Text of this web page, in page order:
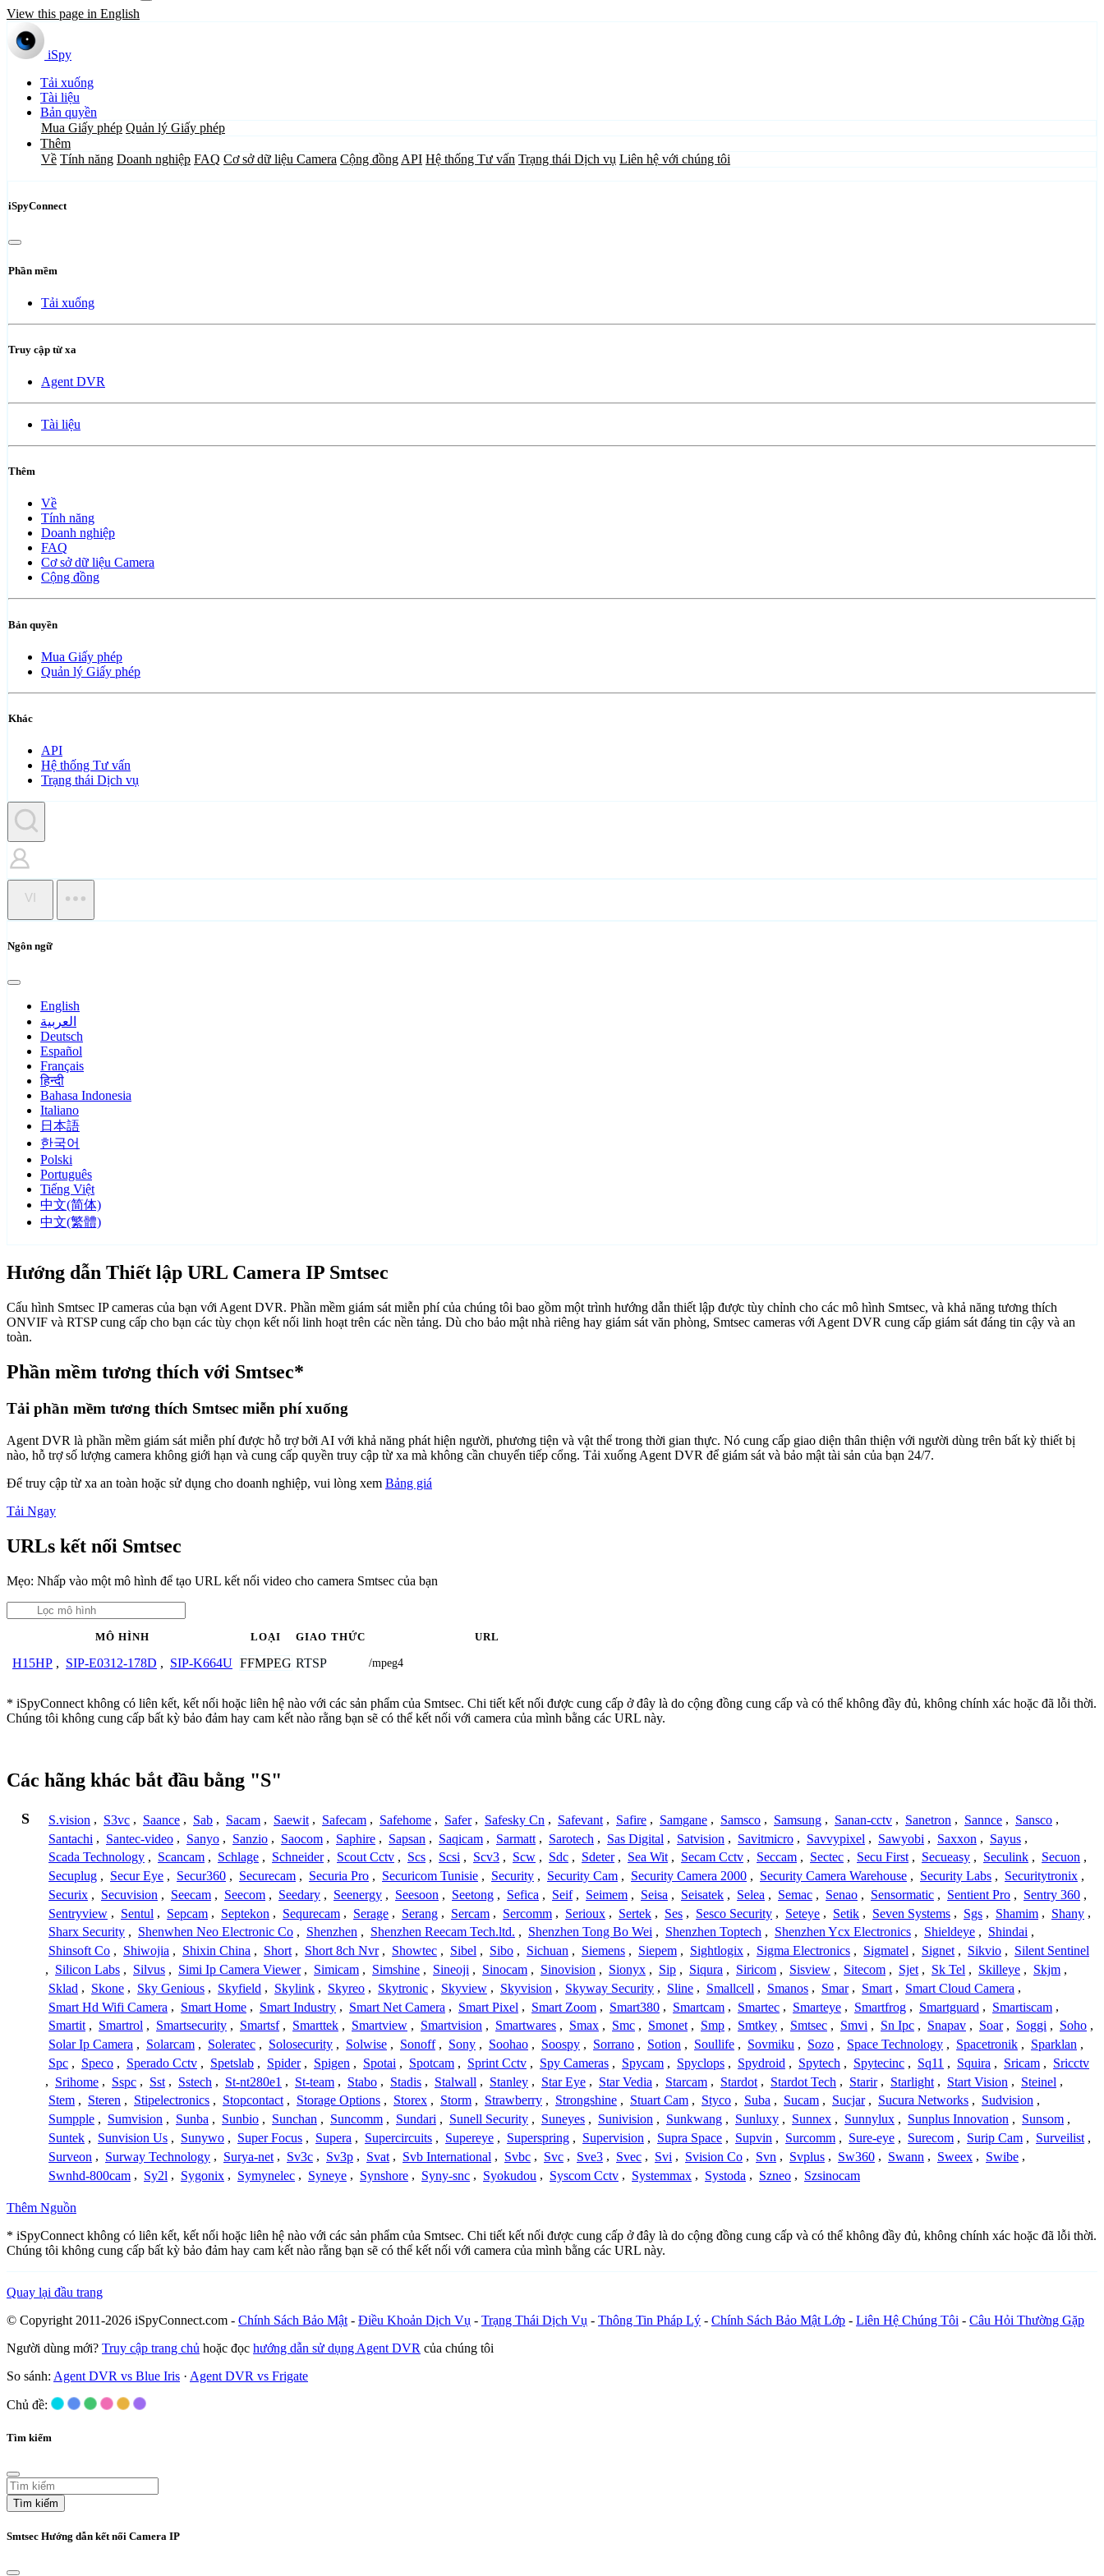
View this page in English
iSpy
Tải xuống
Tài liệu
Bản quyền
Mua Giấy phép Quản lý Giấy phép
Thêm
Về Tính năng Doanh nghiệp FAQ Cơ sở dữ liệu Camera Cộng đồng API Hệ thống Tư vấn Trạng thái Dịch vụ Liên hệ với chúng tôi
iSpyConnect
Phần mềm
Tải xuống
Truy cập từ xa
Agent DVR
Tài liệu
Thêm
Về
Tính năng
Doanh nghiệp
FAQ
Cơ sở dữ liệu Camera
Cộng đồng
Bản quyền
Mua Giấy phép
Quản lý Giấy phép
Khác
API
Hệ thống Tư vấn
Trạng thái Dịch vụ
VI
Ngôn ngữ
English
العربية
Deutsch
Español
Français
हिन्दी
Bahasa Indonesia
Italiano
日本語
한국어
Polski
Português
Tiếng Việt
中文(简体)
中文(繁體)
Hướng dẫn Thiết lập URL Camera IP Smtsec
Cấu hình Smtsec IP cameras của bạn với Agent DVR. Phần mềm giám sát miễn phí của chúng tôi bao gồm một trình hướng dẫn thiết lập được tùy chỉnh cho các mô hình Smtsec, và khả năng tương thích
ONVIF và RTSP cung cấp cho bạn các tùy chọn kết nối linh hoạt trên các nền tảng. Dù cho bảo mật nhà riêng hay giám sát văn phòng, Smtsec cameras với Agent DVR cung cấp giám sát đáng tin cậy và an
toàn.
Phần mềm tương thích với Smtsec*
Tải phần mềm tương thích Smtsec miễn phí xuống
Agent DVR là phần mềm giám sát miễn phí được hỗ trợ bởi AI với khả năng phát hiện người, phương tiện và vật thể trong thời gian thực. Nó cung cấp giao diện thân thiện với người dùng trên bất kỳ thiết bị
nào, hỗ trợ số lượng camera không giới hạn và cung cấp quyền truy cập từ xa mà không cần chuyển tiếp cổng. Tải xuống Agent DVR để giám sát và bảo mật tài sản của bạn 24/7.
Để truy cập từ xa an toàn hoặc sử dụng cho doanh nghiệp, vui lòng xem Bảng giá
Tải Ngay
URLs kết nối Smtsec
Mẹo: Nhấp vào một mô hình để tạo URL kết nối video cho camera Smtsec của bạn
MÔ HÌNH LOẠI GIAO THỨC URL
H15HP , SIP-E0312-178D , SIP-K664U FFMPEG RTSP /mpeg4
* iSpyConnect không có liên kết, kết nối hoặc liên hệ nào với các sản phẩm của Smtsec. Chi tiết kết nối được cung cấp ở đây là do cộng đồng cung cấp và có thể không đầy đủ, không chính xác hoặc đã lỗi thời.
Chúng tôi không cung cấp bất kỳ bảo đảm hay cam kết nào rằng bạn sẽ có thể kết nối với camera của mình bằng các URL này.
Các hãng khác bắt đầu bằng "S"
S S.vision , S3vc , Saance , Sab , Sacam , Saewit , Safecam , Safehome , Safer , Safesky Cn , Safevant , Safire , Samgane , Samsco , Samsung , Sanan-cctv , Sanetron , Sannce , Sansco ,
Santachi , Santec-video , Sanyo , Sanzio , Saocom , Saphire , Sapsan , Saqicam , Sarmatt , Sarotech , Sas Digital , Satvision , Savitmicro , Savvypixel , Sawyobi , Saxxon , Sayus ,
Scada Technology , Scancam , Schlage , Schneider , Scout Cctv , Scs , Scsi , Scv3 , Scw , Sdc , Sdeter , Sea Wit , Secam Cctv , Seccam , Sectec , Secu First , Secueasy , Seculink , Secuon ,
Secuplug , Secur Eye , Secur360 , Securecam , Securia Pro , Securicom Tunisie , Security , Security Cam , Security Camera 2000 , Security Camera Warehouse , Security Labs , Securitytronix ,
Securix , Secuvision , Seecam , Seecom , Seedary , Seenergy , Seesoon , Seetong , Sefica , Seif , Seimem , Seisa , Seisatek , Selea , Semac , Senao , Sensormatic , Sentient Pro , Sentry 360 ,
Sentryview , Sentul , Sepcam , Septekon , Sequrecam , Serage , Serang , Sercam , Sercomm , Serioux , Sertek , Ses , Sesco Security , Seteye , Setik , Seven Systems , Sgs , Shamim , Shany ,
Sharx Security , Shenwhen Neo Electronic Co , Shenzhen , Shenzhen Reecam Tech.ltd. , Shenzhen Tong Bo Wei , Shenzhen Toptech , Shenzhen Ycx Electronics , Shieldeye , Shindai ,
Shinsoft Co , Shiwojia , Shixin China , Short , Short 8ch Nvr , Showtec , Sibel , Sibo , Sichuan , Siemens , Siepem , Sightlogix , Sigma Electronics , Sigmatel , Signet , Sikvio , Silent Sentinel
, Silicon Labs , Silvus , Simi Ip Camera Viewer , Simicam , Simshine , Sineoji , Sinocam , Sinovision , Sionyx , Sip , Siqura , Siricom , Sisview , Sitecom , Sjet , Sk Tel , Skilleye , Skjm ,
Sklad , Skone , Sky Genious , Skyfield , Skylink , Skyreo , Skytronic , Skyview , Skyvision , Skyway Security , Sline , Smallcell , Smanos , Smar , Smart , Smart Cloud Camera ,
Smart Hd Wifi Camera , Smart Home , Smart Industry , Smart Net Camera , Smart Pixel , Smart Zoom , Smart380 , Smartcam , Smartec , Smarteye , Smartfrog , Smartguard , Smartiscam ,
Smartit , Smartrol , Smartsecurity , Smartsf , Smarttek , Smartview , Smartvision , Smartwares , Smax , Smc , Smonet , Smp , Smtkey , Smtsec , Smvi , Sn Ipc , Snapav , Soar , Soggi , Soho ,
Solar Ip Camera , Solarcam , Soleratec , Solosecurity , Solwise , Sonoff , Sony , Soohao , Soospy , Sorrano , Sotion , Soullife , Sovmiku , Sozo , Space Technology , Spacetronik , Sparklan ,
Spc , Speco , Sperado Cctv , Spetslab , Spider , Spigen , Spotai , Spotcam , Sprint Cctv , Spy Cameras , Spycam , Spyclops , Spydroid , Spytech , Spytecinc , Sq11 , Squira , Sricam , Sricctv
, Srihome , Sspc , Sst , Sstech , St-nt280e1 , St-team , Stabo , Stadis , Stalwall , Stanley , Star Eye , Star Vedia , Starcam , Stardot , Stardot Tech , Starir , Starlight , Start Vision , Steinel ,
Stem , Steren , Stipelectronics , Stopcontact , Storage Options , Storex , Storm , Strawberry , Strongshine , Stuart Cam , Styco , Suba , Sucam , Sucjar , Sucura Networks , Sudvision ,
Sumpple , Sumvision , Sunba , Sunbio , Sunchan , Suncomm , Sundari , Sunell Security , Suneyes , Sunivision , Sunkwang , Sunluxy , Sunnex , Sunnylux , Sunplus Innovation , Sunsom ,
Suntek , Sunvision Us , Sunywo , Super Focus , Supera , Supercircuits , Supereye , Superspring , Supervision , Supra Space , Supvin , Surcomm , Sure-eye , Surecom , Surip Cam , Surveilist ,
Surveon , Surway Technology , Surya-net , Sv3c , Sv3p , Svat , Svb International , Svbc , Svc , Sve3 , Svec , Svi , Svision Co , Svn , Svplus , Sw360 , Swann , Sweex , Swibe ,
Swnhd-800cam , Sy2l , Sygonix , Symynelec , Syneye , Synshore , Syny-snc , Syokudou , Syscom Cctv , Systemmax , Systoda , Szneo , Szsinocam
Thêm Nguồn
* iSpyConnect không có liên kết, kết nối hoặc liên hệ nào với các sản phẩm của Smtsec. Chi tiết kết nối được cung cấp ở đây là do cộng đồng cung cấp và có thể không đầy đủ, không chính xác hoặc đã lỗi thời.
Chúng tôi không cung cấp bất kỳ bảo đảm hay cam kết nào rằng bạn sẽ có thể kết nối với camera của mình bằng các URL này.
Quay lại đầu trang
© Copyright 2011-2026 iSpyConnect.com - Chính Sách Bảo Mật - Điều Khoản Dịch Vụ - Trạng Thái Dịch Vụ - Thông Tin Pháp Lý - Chính Sách Bảo Mật Lớp - Liên Hệ Chúng Tôi - Câu Hỏi Thường Gặp
Người dùng mới? Truy cập trang chủ hoặc đọc hướng dẫn sử dụng Agent DVR của chúng tôi
So sánh: Agent DVR vs Blue Iris · Agent DVR vs Frigate
Chủ đề:
Tìm kiếm
Tìm kiếm
Smtsec Hướng dẫn kết nối Camera IP